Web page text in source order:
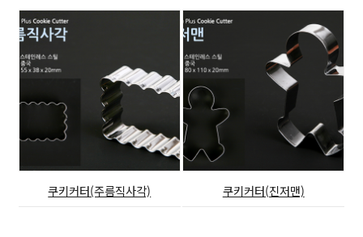
쿠키커터(주름직사각) 쿠키커터(진저맨)